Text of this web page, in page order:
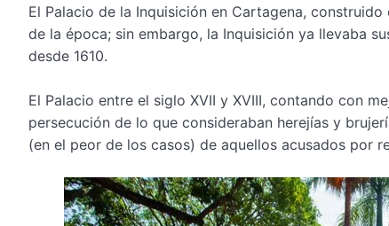
El Palacio de la Inquisición en Cartagena,
de la época; sin embargo, la Inquisición ya llevaba
desde 1610.
El Palacio entre el siglo XVII y XVIII, contando con
persecución de lo que consideraban herejías y
(en el peor de los casos) de aquellos acusados por